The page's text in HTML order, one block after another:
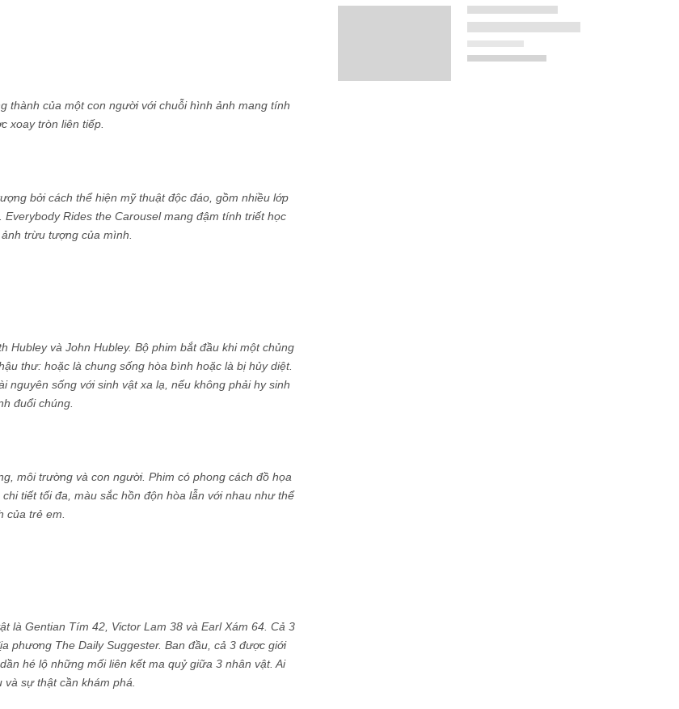
thành của một con người với chuỗi hình ảnh mang tính
xoay tròn liên tiếp.
bởi cách thể hiện mỹ thuật độc đáo, gồm nhiều lớp
Rides the Carousel mang đậm tính triết học
trừu tượng của mình.
Hubley và John Hubley. Bộ phim bắt đầu khi một chủng
thư: hoặc là chung sống hòa bình hoặc là bị hủy diệt.
sống với sinh vật xa lạ, nếu không phải hy sinh
đuổi chúng.
môi trường và con người. Phim có phong cách đồ họa
tiết tối đa, màu sắc hồn độn hòa lẫn với nhau như thể
của trẻ em.
là Gentian Tím 42, Victor Lam 38 và Earl Xám 64. Cả 3
phương The Daily Suggester. Ban đầu, cả 3 được giới
hé lộ những mối liên kết ma quỷ giữa 3 nhân vật. Ai
sự thật cần khám phá.